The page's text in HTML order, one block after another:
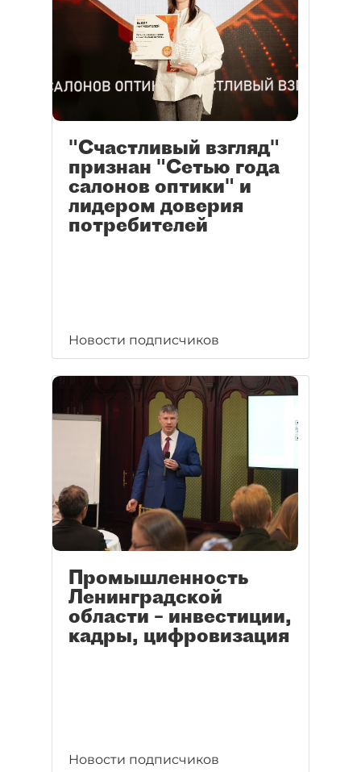
"Счастливый взгляд"
признан "Сетью года
салонов оптики" и
лидером доверия
потребителей
Новости подписчиков
Промышленность
Ленинградской
области – инвестиции,
кадры, цифровизация
Новости подписчиков